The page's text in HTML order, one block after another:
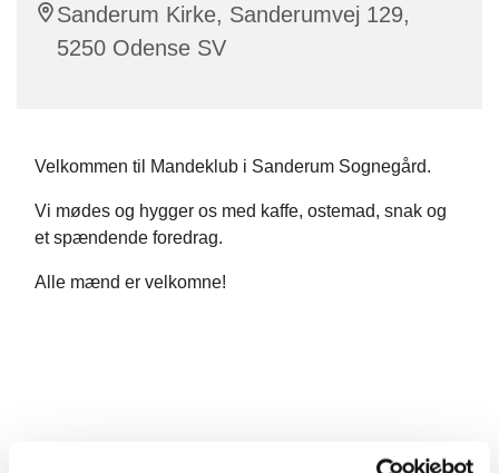
Sanderum Kirke, Sanderumvej 129,
5250 Odense SV
Velkommen til Mandeklub i Sanderum Sognegård.
Vi mødes og hygger os med kaffe, ostemad, snak og
et spændende foredrag.
Alle mænd er velkomne!